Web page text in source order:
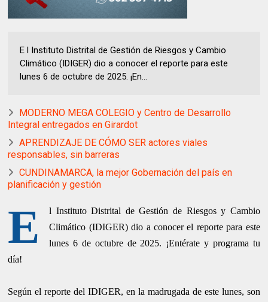
E l Instituto Distrital de Gestión de Riesgos y Cambio
Climático (IDIGER) dio a conocer el reporte para este
lunes 6 de octubre de 2025. ¡En...
MODERNO MEGA COLEGIO y Centro de Desarrollo
Integral entregados en Girardot
APRENDIZAJE DE CÓMO SER actores viales
responsables, sin barreras
CUNDINAMARCA, la mejor Gobernación del país en
planificación y gestión
E
l Instituto Distrital de Gestión de Riesgos y Cambio
Climático (IDIGER) dio a conocer el reporte para este
lunes 6 de octubre de 2025. ¡Entérate y programa tu
día!
Según el reporte del IDIGER, en la madrugada de este lunes, son